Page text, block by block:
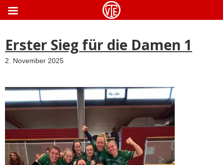
ApothekeGermany.com
Erster Sieg für die Damen 1
2. November 2025